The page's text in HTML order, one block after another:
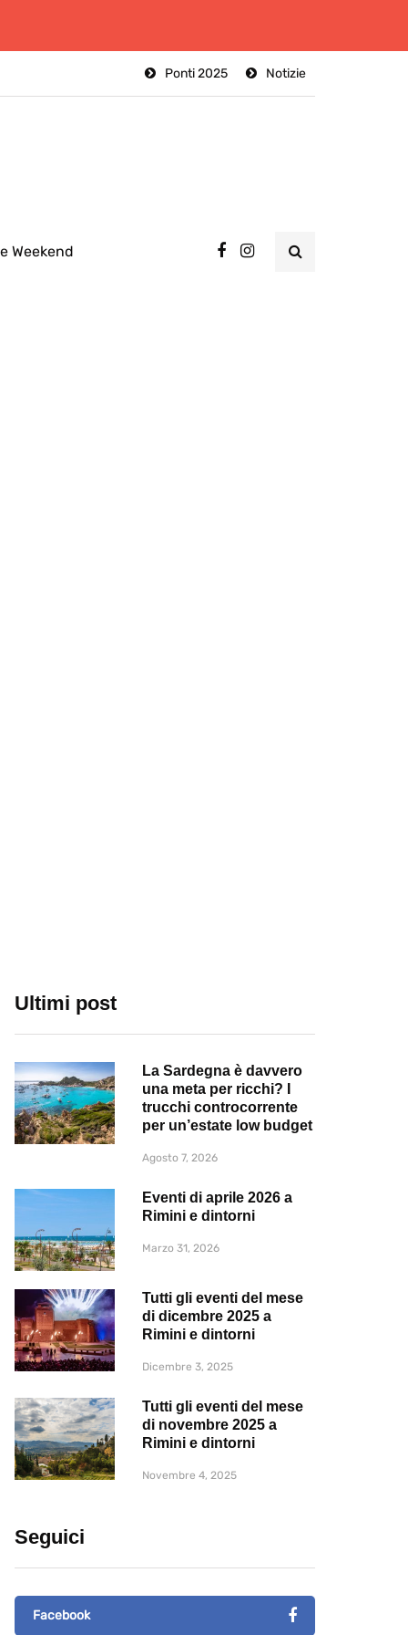
Notizie
Ponti 2025
Weekend
Ultimi post
La Sardegna è davvero
una meta per ricchi? I
trucchi controcorrente
per un’estate low budget
Agosto 7, 2026
Eventi di aprile 2026 a
Rimini e dintorni
Marzo 31, 2026
Tutti gli eventi del mese
di dicembre 2025 a
Rimini e dintorni
Dicembre 3, 2025
Tutti gli eventi del mese
di novembre 2025 a
Rimini e dintorni
Novembre 4, 2025
Seguici
Facebook